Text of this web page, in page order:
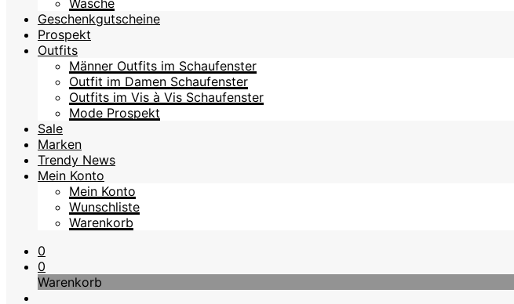
Wäsche
Geschenkgutscheine
Prospekt
Outfits
Männer Outfits im Schaufenster
Outfit im Damen Schaufenster
Outfits im Vis à Vis Schaufenster
Mode Prospekt
Sale
Marken
Trendy News
Mein Konto
Mein Konto
Wunschliste
Warenkorb
0
0
Warenkorb